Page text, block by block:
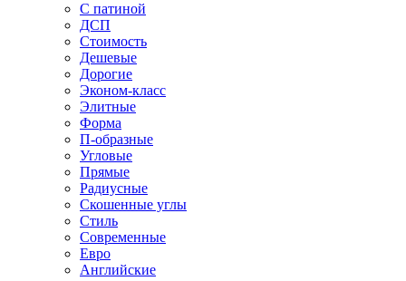
С патиной
ДСП
Стоимость
Дешевые
Дорогие
Эконом-класс
Элитные
Форма
П-образные
Угловые
Прямые
Радиусные
Скошенные углы
Стиль
Современные
Евро
Английские